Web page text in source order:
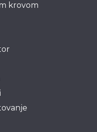
krovom